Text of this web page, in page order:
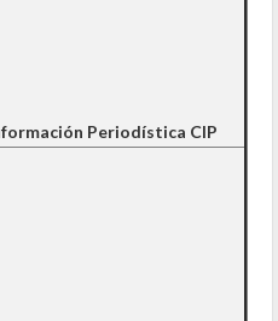
Periodística CIP